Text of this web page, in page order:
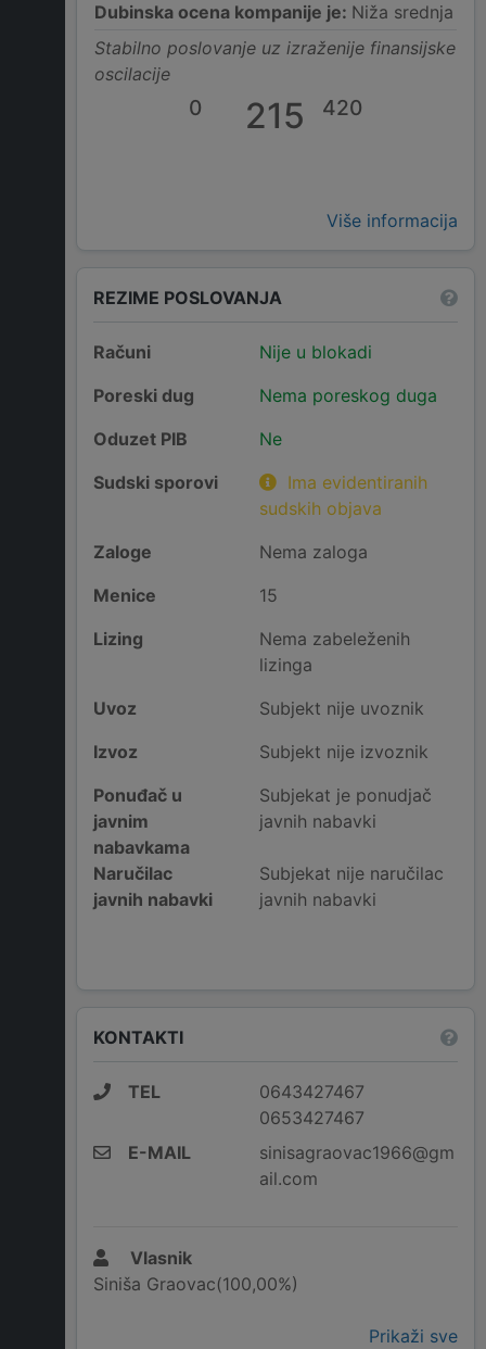
Dubinska ocena kompanije je: Niža srednja
Stabilno poslovanje uz izraženije finansijske
oscilacije
0 215 420
Više informacija
REZIME POSLOVANJA
Računi
Nije u blokadi
Poreski dug
Nema poreskog duga
Oduzet PIB
Ne
Sudski sporovi
Ima evidentiranih
sudskih objava
Zaloge
Nema zaloga
Menice
15
Lizing
Nema zabeleženih
lizinga
Uvoz
Subjekt nije uvoznik
Izvoz
Subjekt nije izvoznik
Ponuđač u
javnim
nabavkama
Subjekat je ponudjač
javnih nabavki
Naručilac
javnih nabavki
Subjekat nije naručilac
javnih nabavki
KONTAKTI
TEL
0643427467
0653427467
E-MAIL
sinisagraovac1966@gm
ail.com
Vlasnik
Siniša Graovac(100,00%)
Prikaži sve